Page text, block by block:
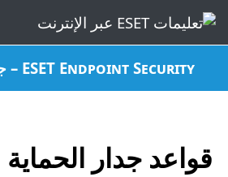
ESET Endpoint Security – جدول المحتويات
قواعد جدار الحماية